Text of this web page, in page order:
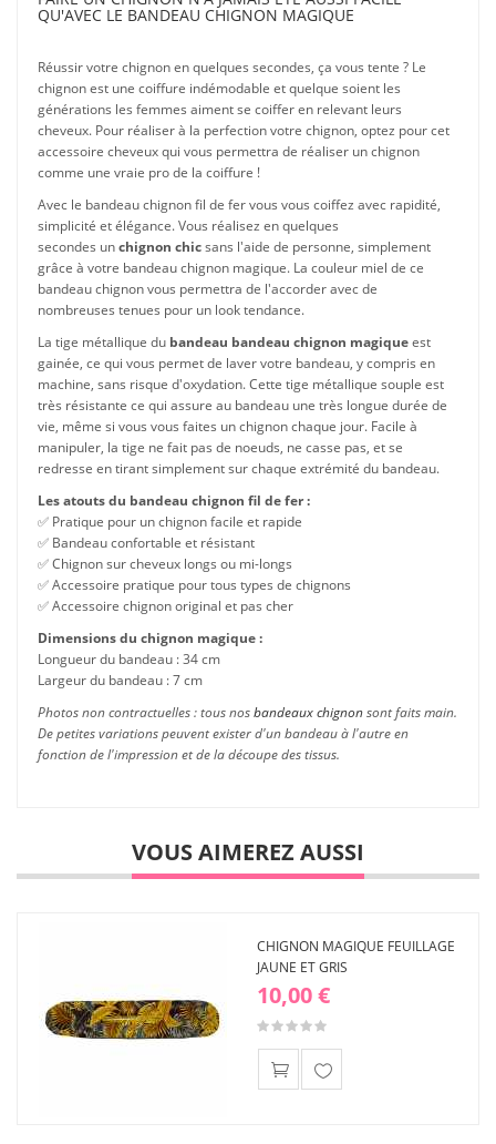
QU'AVEC LE BANDEAU CHIGNON MAGIQUE
Réussir votre chignon en quelques secondes, ça vous tente ? Le
chignon est une coiffure indémodable et quelque soient les
générations les femmes aiment se coiffer en relevant leurs
cheveux. Pour réaliser à la perfection votre chignon, optez pour cet
accessoire cheveux qui vous permettra de réaliser un chignon
comme une vraie pro de la coiffure !
Avec le bandeau chignon fil de fer vous vous coiffez avec rapidité,
simplicité et élégance. Vous réalisez en quelques
secondes unchignon chicsans l'aide de personne, simplement
grâce à votre bandeau chignon magique. La couleur miel de ce
bandeau chignon vous permettra de l'accorder avec de
nombreuses tenues pour un look tendance.
La tige métallique du bandeau bandeau chignon magiqueest
gainée, ce qui vous permet de laver votre bandeau, y compris en
machine, sans risque d'oxydation. Cette tige métallique souple est
très résistante ce qui assure au bandeau une très longue durée de
vie, même si vous vous faites un chignon chaque jour. Facile à
manipuler, la tige ne fait pas de noeuds, ne casse pas, et se
redresse en tirant simplement sur chaque extrémité du bandeau.
Les atouts du bandeau chignon fil de fer :
✅ Pratique pour un chignon facile et rapide
✅ Bandeau confortable et résistant
✅ Chignon sur cheveux longs ou mi-longs
✅ Accessoire pratique pour tous types de chignons
✅ Accessoire chignon original et pas cher
Dimensions du chignon magique :
Longueur du bandeau : 34 cm
Largeur du bandeau : 7 cm
Photos non contractuelles : tous nosbandeaux chignonsont faits main.
De petites variations peuvent exister d'un bandeau à l'autre en
fonction de l'impression et de la découpe des tissus.
VOUS AIMEREZ AUSSI
CHIGNON MAGIQUE FEUILLAGE
JAUNE ET GRIS
10,00 €